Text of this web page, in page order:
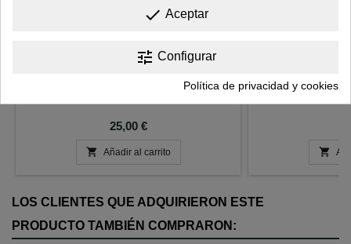
(0.35L)
Tetera de hierro colado con el interior
esmaltado de 0.35 L Incluye filtro de acero
Precio
25,00 €
 Añadir al carrito
esmaltado, de

LOS CLIENTES QUE ADQUIRIERON ESTE
PRODUCTO TAMBIÉN COMPRARON:
done Aceptar
tune Configurar
Política de privacidad y cookies